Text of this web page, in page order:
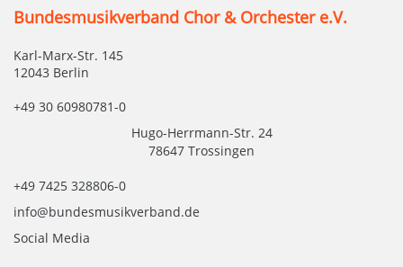
Bundesmusikverband Chor & Orchester e.V.
Karl-Marx-Str. 145
12043 Berlin
+49 30 60980781-0
Hugo-Herrmann-Str. 24
78647 Trossingen
+49 7425 328806-0
info@bundesmusikverband.de
Social Media